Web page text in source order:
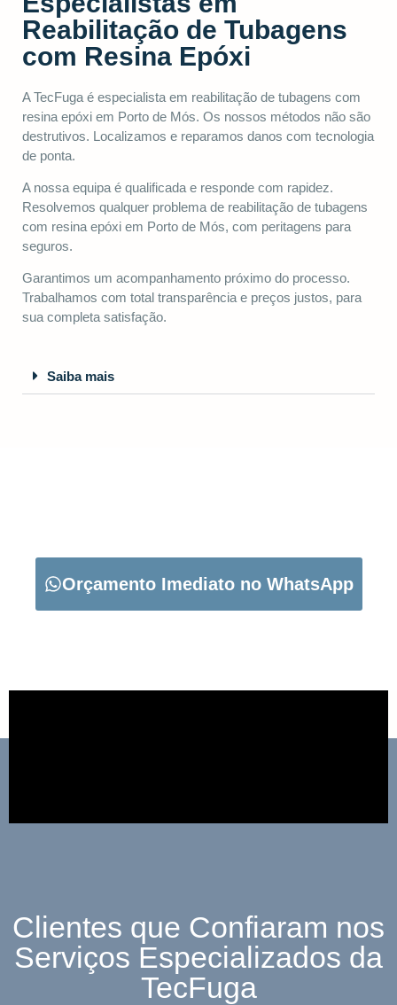
Reabilitação de Tubagens
com Resina Epóxi
A TecFuga é especialista em reabilitação de tubagens com
resina epóxi em Porto de Mós. Os nossos métodos não são
destrutivos. Localizamos e reparamos danos com tecnologia
de ponta.
A nossa equipa é qualificada e responde com rapidez.
Resolvemos qualquer problema de reabilitação de tubagens
com resina epóxi em Porto de Mós, com peritagens para
seguros.
Garantimos um acompanhamento próximo do processo.
Trabalhamos com total transparência e preços justos, para
sua completa satisfação.
Saiba mais
Orçamento Imediato no WhatsApp
Clientes que Confiaram nos
Serviços Especializados da
TecFuga